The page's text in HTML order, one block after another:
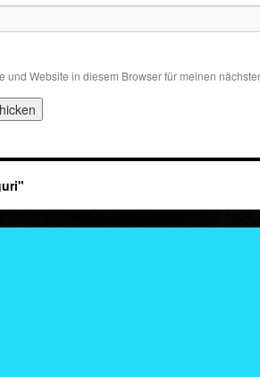
und Website in diesem Browser für meinen